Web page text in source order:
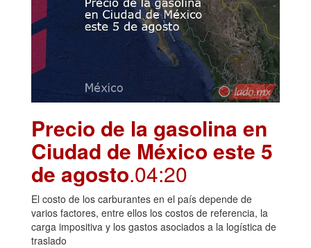
Precio de la gasolina en
Ciudad de México este 5
de agosto.04:20
El costo de los carburantes en el país depende de
varios factores, entre ellos los costos de referencia, la
carga impositiva y los gastos asociados a la logística de
traslado